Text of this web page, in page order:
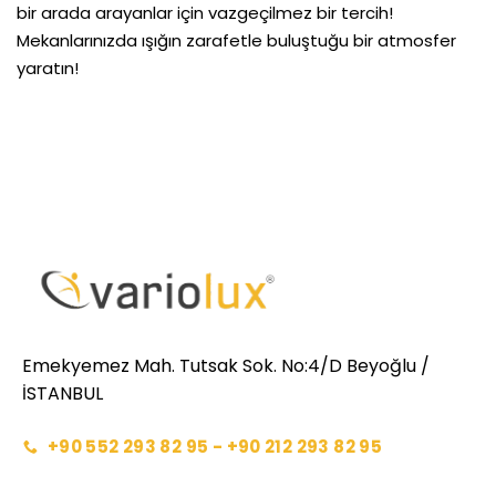
bir arada arayanlar için vazgeçilmez bir tercih!
Mekanlarınızda ışığın zarafetle buluştuğu bir atmosfer
yaratın!
Emekyemez Mah. Tutsak Sok. No:4/D Beyoğlu /
İSTANBUL
+90 552 293 82 95 - +90 212 293 82 95